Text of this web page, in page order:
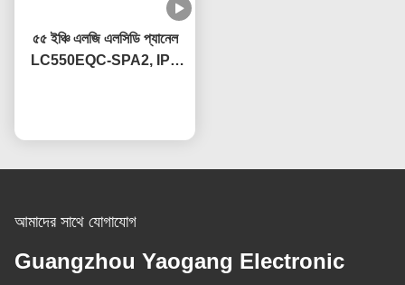
৫৫ ইঞ্চি এলজি এলসিডি প্যানেল
LC550EQC-SPA2, IPS
আমাদের সাথে যোগাযোগ
Guangzhou Yaogang Electronic